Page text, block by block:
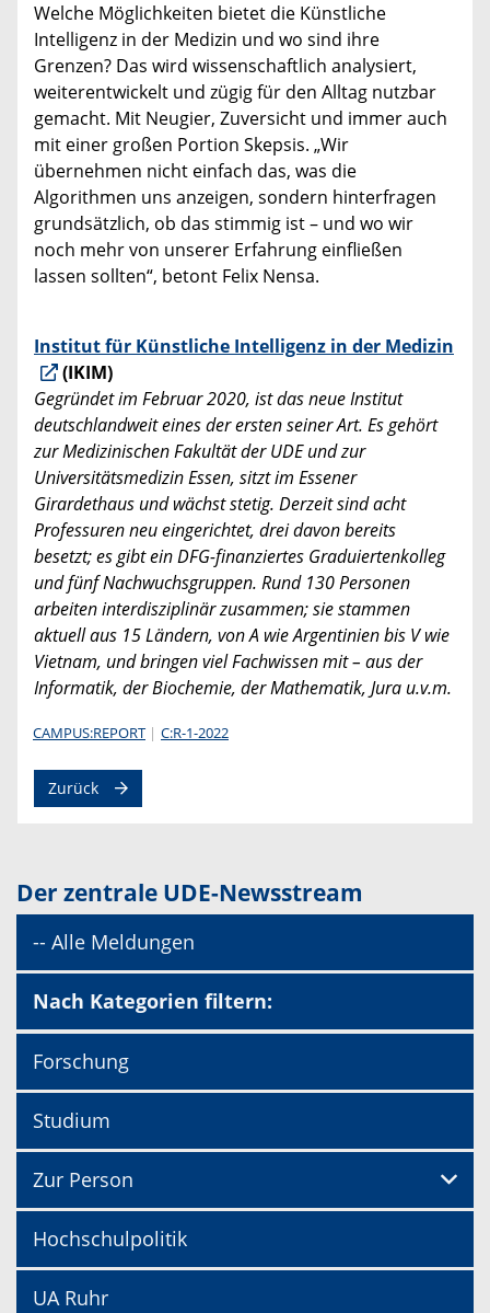
Welche Möglichkeiten bietet die Künstliche
Intelligenz in der Medizin und wo sind ihre
Grenzen? Das wird wissenschaftlich analysiert,
weiterentwickelt und zügig für den Alltag nutzbar
gemacht. Mit Neugier, Zuversicht und immer auch
mit einer großen Portion Skepsis. „Wir
übernehmen nicht einfach das, was die
Algorithmen uns anzeigen, sondern hinterfragen
grundsätzlich, ob das stimmig ist – und wo wir
noch mehr von unserer Erfahrung einfließen
lassen sollten“, betont Felix Nensa.
Institut für Künstliche Intelligenz in der Medizin
(IKIM)
Gegründet im Februar 2020, ist das neue Institut
deutschlandweit eines der ersten seiner Art. Es gehört
zur Medizinischen Fakultät der UDE und zur
Universitätsmedizin Essen, sitzt im Essener
Girardethaus und wächst stetig. Derzeit sind acht
Professuren neu eingerichtet, drei davon bereits
besetzt; es gibt ein DFG-finanziertes Graduiertenkolleg
und fünf Nachwuchsgruppen. Rund 130 Personen
arbeiten interdisziplinär zusammen; sie stammen
aktuell aus 15 Ländern, von A wie Argentinien bis V wie
Vietnam, und bringen viel Fachwissen mit – aus der
Informatik, der Biochemie, der Mathematik, Jura u.v.m.
CAMPUS:REPORT C:R-1-2022
Zurück
Der zentrale UDE-Newsstream
-- Alle Meldungen
Nach Kategorien filtern:
Forschung
Studium
Zur Person
Hochschulpolitik
UA Ruhr